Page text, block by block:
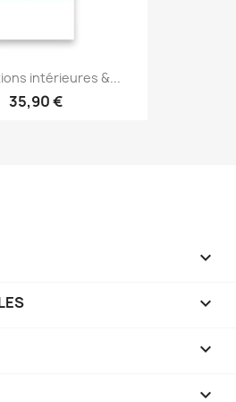
intérieures &...
35,90 €



keyboard_arrow_down